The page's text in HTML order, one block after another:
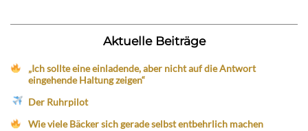
Aktuelle Beiträge
„Ich sollte eine einladende, aber nicht auf die Antwort
eingehende Haltung zeigen“
Der Ruhrpilot
Wie viele Bäcker sich gerade selbst entbehrlich machen